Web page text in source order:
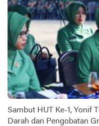
Sambut HUT Ke-1, Yonif
Darah dan Pengobatan